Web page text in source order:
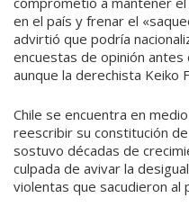
en el país y frenar el
advirtió que podría
encuestas de opinión
aunque la derechista Keiko
Chile se encuentra en
reescribir su constitución
sostuvo décadas de
culpada de avivar la
violentas que sacudieron al